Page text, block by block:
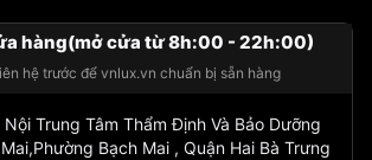
hàng(mở cửa từ 8h:00 - 22h:00)
hệ trước để vnlux.vn chuẩn bị sẵn hàng
Nội Trung Tâm Thẩm Định Và Bảo Dưỡng
Bạch Mai , Quận Hai Bà Trưng